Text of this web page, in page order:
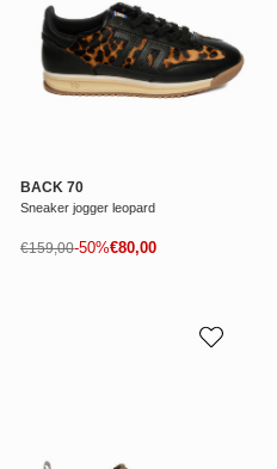
BACK 70
Sneaker jogger leopard
Prezzo di vendita
€80,00
Prezzo normale
€159,00-50%